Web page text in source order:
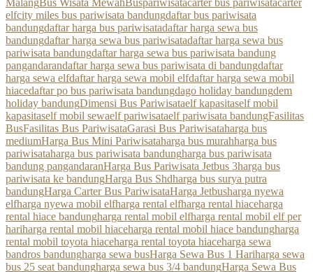
MalangBus Wisata MewahBuspariwisatacarter bus pariwisatacarter
elfcity miles bus pariwisata bandungdaftar bus pariwisata
bandungdaftar harga bus pariwisatadaftar harga sewa bus
bandungdaftar harga sewa bus pariwisatadaftar harga sewa bus
pariwisata bandungdaftar harga sewa bus pariwisata bandung
pangandarandaftar harga sewa bus pariwisata di bandungdaftar
harga sewa elfdaftar harga sewa mobil elfdaftar harga sewa mobil
hiacedaftar po bus pariwisata bandungdago holiday bandungdem
holiday bandungDimensi Bus Pariwisataelf kapasitaself mobil
kapasitaself mobil sewaelf pariwisataelf pariwisata bandungFasilitas
BusFasilitas Bus PariwisataGarasi Bus Pariwisataharga bus
mediumHarga Bus Mini Pariwisataharga bus murahharga bus
pariwisataharga bus pariwisata bandungharga bus pariwisata
bandung pangandaranHarga Bus Pariwisata Jetbus 3harga bus
pariwisata ke bandungHarga Bus Shdharga bus surya putra
bandungHarga Carter Bus PariwisataHarga Jetbusharga nyewa
elfharga nyewa mobil elfharga rental elfharga rental hiaceharga
rental hiace bandungharga rental mobil elfharga rental mobil elf per
hariharga rental mobil hiaceharga rental mobil hiace bandungharga
rental mobil toyota hiaceharga rental toyota hiaceharga sewa
bandros bandungharga sewa busHarga Sewa Bus 1 Hariharga sewa
bus 25 seat bandungharga sewa bus 3/4 bandungHarga Sewa Bus